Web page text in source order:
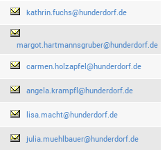
kathrin.fuchs@hunderdorf.de
margot.hartmannsgruber@hunderdorf.de
carmen.holzapfel@hunderdorf.de
angela.krampfl@hunderdorf.de
lisa.macht@hunderdorf.de
julia.muehlbauer@hunderdorf.de